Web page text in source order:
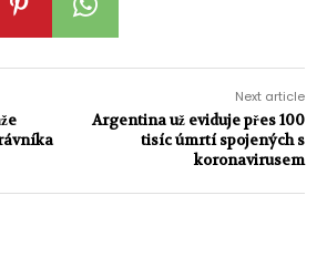
Next article
Argentina už eviduje přes 100
tisíc úmrtí spojených s
koronavirusem